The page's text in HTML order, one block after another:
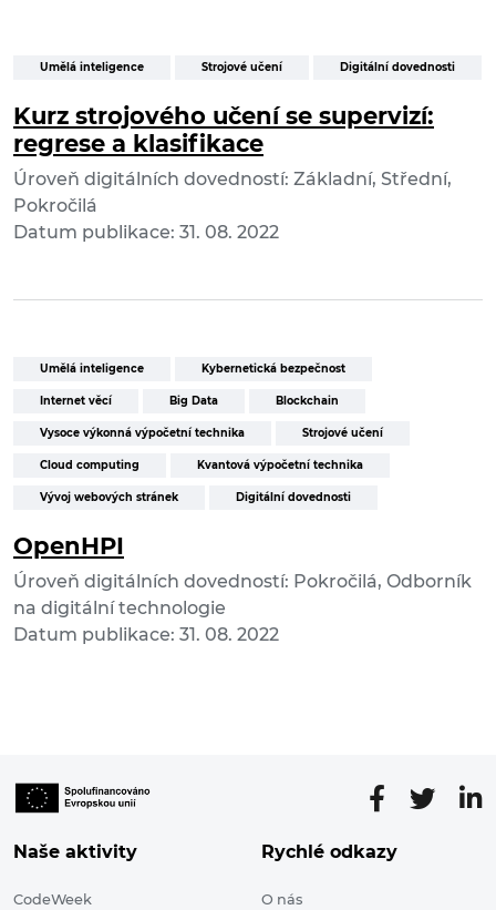
Umělá inteligence Strojové učení Digitální dovednosti
Kurz strojového učení se supervizí:
regrese a klasifikace
Úroveň digitálních dovedností: Základní, Střední,
Pokročilá
Datum publikace: 31. 08. 2022
Umělá inteligence Kybernetická bezpečnost
Internet věcí Big Data Blockchain
Vysoce výkonná výpočetní technika Strojové učení
Cloud computing Kvantová výpočetní technika
Vývoj webových stránek Digitální dovednosti
OpenHPI
Úroveň digitálních dovedností: Pokročilá, Odborník
na digitální technologie
Datum publikace: 31. 08. 2022
Naše aktivity
CodeWeek
Rychlé odkazy
O nás